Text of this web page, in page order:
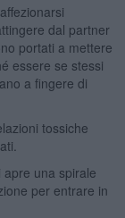
dal partner
portati a mettere
essere se stessi
a fingere di
tossiche
una spirale
per entrare in